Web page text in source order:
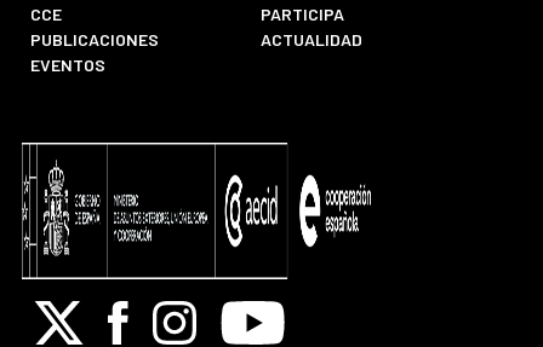
CCE
PARTICIPA
PUBLICACIONES
ACTUALIDAD
EVENTOS
X FacebookInstagramYoutube